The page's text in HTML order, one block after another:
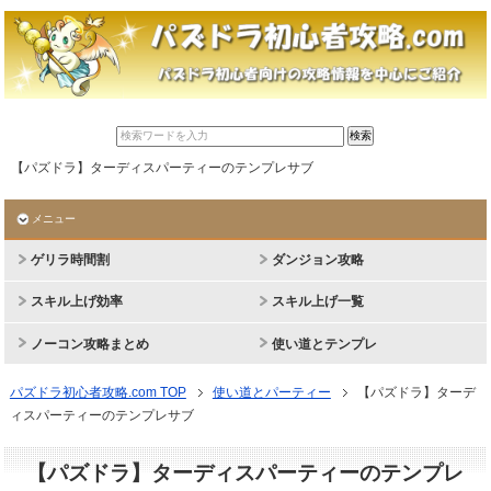
【パズドラ】ターディスパーティーのテンプレサブ
メニュー
ゲリラ時間割 ダンジョン攻略
スキル上げ効率 スキル上げ一覧
ノーコン攻略まとめ 使い道とテンプレ
パズドラ初心者攻略.com TOP 使い道とパーティー
【パズドラ】ターデ
ィスパーティーのテンプレサブ
【パズドラ】ターディスパーティーのテンプレ